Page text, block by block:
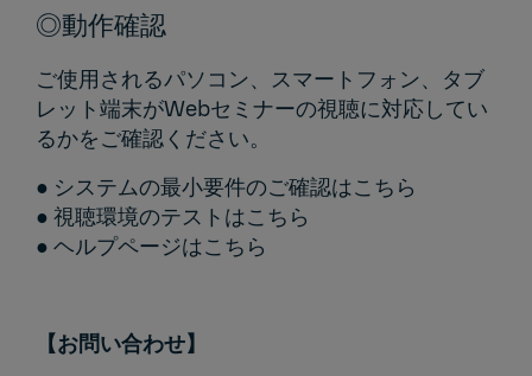
◎動作確認
ご使用されるパソコン、スマートフォン、タブ
レット端末がWebセミナーの視聴に対応してい
るかをご確認ください。
● システムの最小要件のご確認はこちら
● 視聴環境のテストはこちら
● ヘルプページはこちら
【お問い合わせ】